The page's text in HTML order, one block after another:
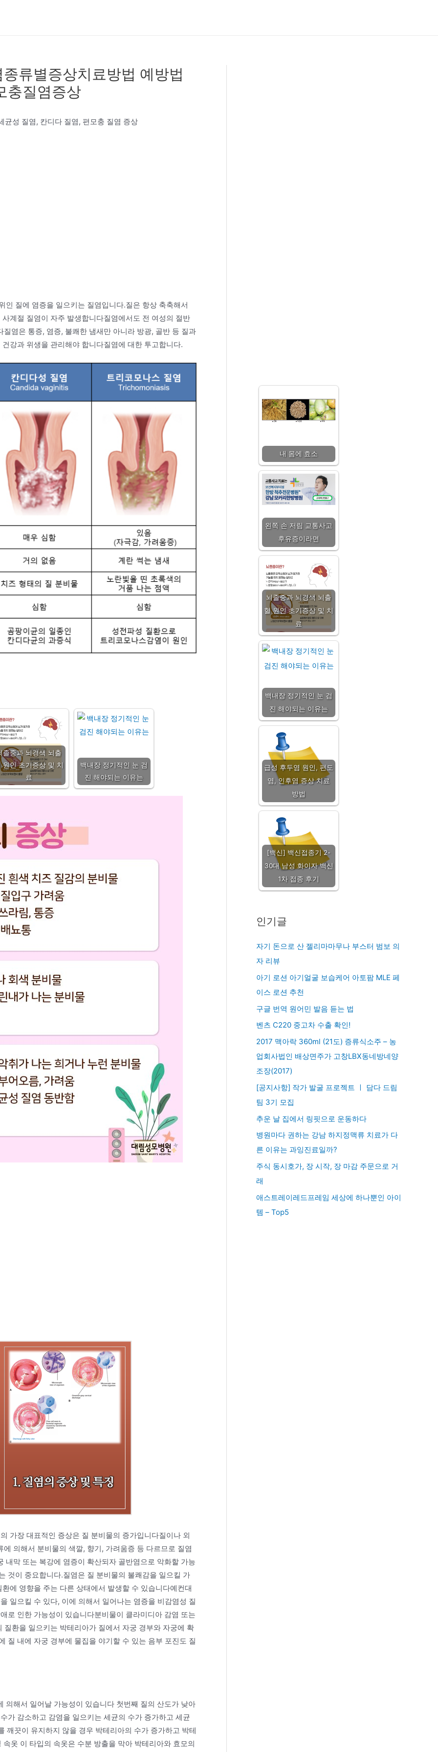
류별증상치료방법 예방법
충질염증상
균성 질염, 칸디다 질염, 편모충 질염 증상
질에 염증을 일으키는 질염입니다.질은 항상 축축해서
계절 질염이 자주 발생합니다질염에서도 전 여성의 절반
염은 통증, 염증, 불쾌한 냄새만 아니라 방광, 골반 등 질과
강과 위생을 관리해야 합니다질염에 대한 투고합니다.
졸중과 뇌경색 뇌출
원인 초기증상 및 치
료
백내장 정기적인 눈 검
진 해야되는 이유는
가장 대표적인 증상은 질 분비물의 증가입니다질이나 외
의해서 분비물의 색깔, 향기, 가려움증 등 다르므로 질염
막 또는 복강에 염증이 확산되자 골반염으로 악화할 가능
것이 중요합니다.질염은 질 분비물의 불쾌감을 일으킬 가
에 영향을 주는 다른 상태에서 발생할 수 있습니다예컨대
일으킬 수 있다, 이에 의해서 일어나는 염증을 비감염성 질
로 인한 가능성이 있습니다분비물이 클라미디아 감염 또는
환을 일으키는 박테리아가 질에서 자궁 경부와 자궁에 확
질 내에 자궁 경부에 물집을 야기할 수 있는 음부 포진도 질
해서 일어날 가능성이 있습니다 첫번째 질의 산도가 낮아
가 감소하고 감염을 일으키는 세균의 수가 증가하고 세균
깨끗이 유지하지 않을 경우 박테리아의 수가 증가하고 박테
옷 이 타입의 속옷은 수분 방출을 막아 박테리아와 효모의
내 몸에 효소
왼쪽 손 저림 교통사고
후유증이라면
뇌졸중과 뇌경색 뇌출
혈 원인 초기증상 및 치
료
백내장 정기적인 눈 검
진 해야되는 이유는
급성 후두염 원인, 편도
염, 인후염 증상 치료
방법
[백신] 백신접종기 2-
30대 남성 화이자 백신
1차 접종 후기
인기글
자기 돈으로 산 젤리마마무나 부스터 범보 의
자 리뷰
아기 로션 아기얼굴 보습케어 아토팜 MLE 페
이스 로션 추천
구글 번역 원어민 발음 듣는 법
벤츠 C220 중고차 수출 확인!
2017 맥아락 360ml (21도) 증류식소주 – 농
업회사법인 배상면주가 고창LBX동네방네양
조장(2017)
[공지사항] 작가 발굴 프로젝트 ㅣ 담다 드림
팀 3기 모집
추운 날 집에서 링핏으로 운동하다
병원마다 권하는 강남 하지정맥류 치료가 다
른 이유는 과잉진료일까?
주식 동시호가, 장 시작, 장 마감 주문으로 거
래
애스트레이레드프레임 세상에 하나뿐인 아이
템 – Top5